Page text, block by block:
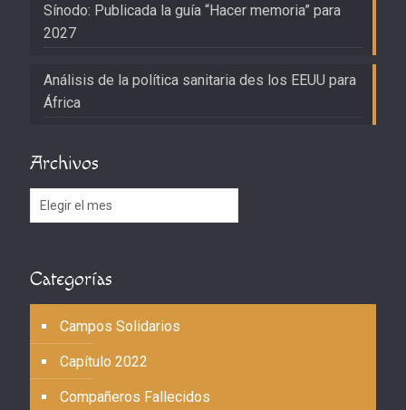
Sínodo: Publicada la guía “Hacer memoria” para
2027
Análisis de la política sanitaria des los EEUU para
África
Archivos
Archivos
Categorías
Campos Solidarios
Capítulo 2022
Compañeros Fallecidos